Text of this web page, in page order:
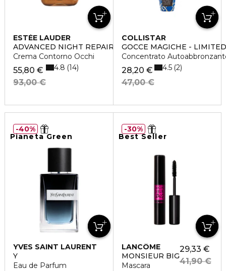
ESTÉE LAUDER
ADVANCED NIGHT REPAIR EYE GEL CREAM
Crema Contorno Occhi
55,80 €
93,00 €
4.8 14
COLLISTAR
GOCCE MAGICHE -
Concentrato
28,20 €
47,00 €
4.5 2
Pianeta Green
YVES SAINT LAURENT
Y
Eau de Parfum
40%
Best Seller
LANCÔME
MONSIEUR BIG
Mascara
29,33 €
41,90 €
30%